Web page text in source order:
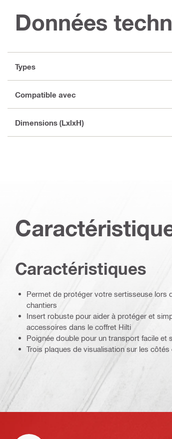
Données
Types
Compatible avec
Dimensions (LxlxH)
Caractéristiques
Permet de protéger votre sertisseuse
chantiers
Insert robuste pour aider à protéger et
accessoires dans le coffret Hilti
Poignée double pour un transport facile et
Trois plaques de visualisation sur les